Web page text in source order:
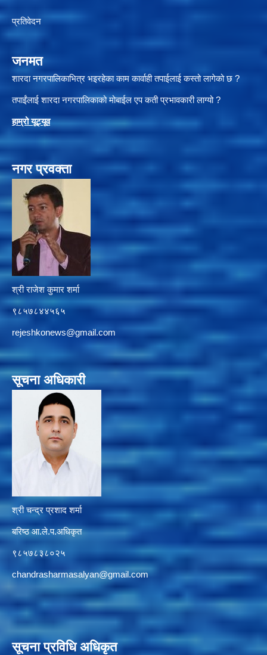
प्रतिवेदन
जनमत
शारदा नगरपालिकाभित्र भइरहेका काम कार्वाही तपाईलाई कस्तो लागेको छ ?
तपाईंलाई शारदा नगरपालिकाको मोबाईल एप कती प्रभावकारी लाग्यो ?
हाम्रो यूट्यूव
नगर प्रवक्ता
श्री राजेश कुमार शर्मा
९८५७८४४५६५
rejeshkonews@gmail.com
सूचना अधिकारी
श्री चन्द्र प्रशाद शर्मा
बरिष्ठ आ.ले.प.अधिकृत
९८५७८३८०२५
chandrasharmasalyan@gmail.com
सूचना प्रविधि अधिकृत